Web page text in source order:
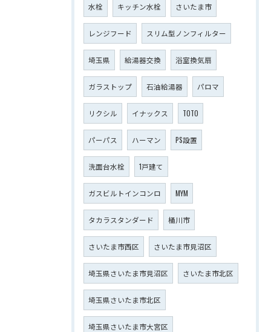
水栓 キッチン水栓 さいたま市
レンジフード スリム型ノンフィルター
埼玉県 給湯器交換 浴室換気扇
ガラストップ 石油給湯器 パロマ
リクシル イナックス TOTO
パーパス ハーマン PS設置
洗面台水栓 1戸建て
ガスビルトインコンロ MYM
タカラスタンダード 桶川市
さいたま市西区 さいたま市見沼区
埼玉県さいたま市見沼区 さいたま市北区
埼玉県さいたま市北区
埼玉県さいたま市大宮区